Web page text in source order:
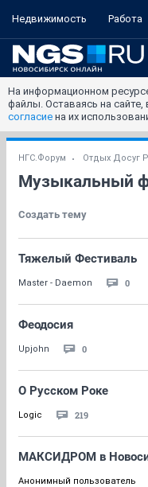
Недвижимость Работа
На информационном
файлы. Оставаясь на
согласие на их
НГС.Форум Отдых Досуг
Музыкальный
Создать тему
Тяжелый Фестиваль
Master - Daemon 0
Феодосия
Upjohn 0
О Русском Роке
Logic 219
МАКСИДРОМ в
Анонимный пользователь